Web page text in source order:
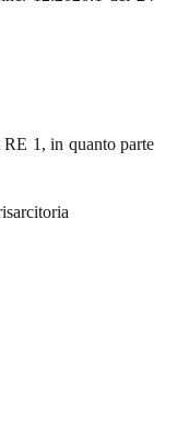
RE 1, in quanto parte